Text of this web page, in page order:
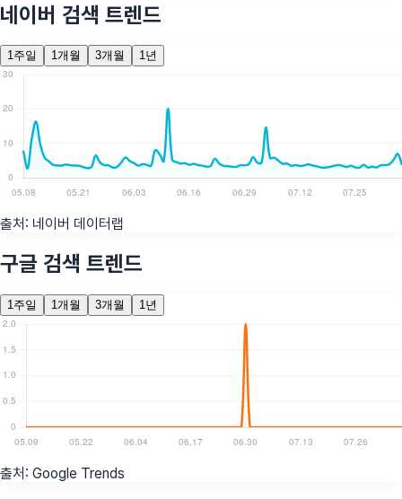
네이버 검색 트렌드
1주일 1개월 3개월 1년
출처: 네이버 데이터랩
구글 검색 트렌드
1주일 1개월 3개월 1년
출처: Google Trends